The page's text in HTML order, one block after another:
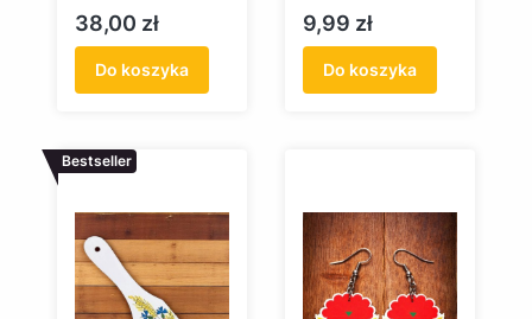
Cena
38,00 zł
Do koszyka
kociewska para
Cena
9,99 zł
Do koszyka
Bestseller